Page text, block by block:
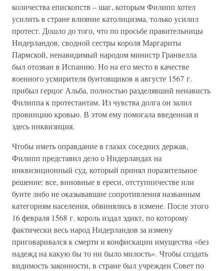
количества епископств – шаг, которым Филипп хотел
усилить в стране влияние католицизма, только усилил
протест. Дошло до того, что по просьбе правительницы
Нидерландов, сводной сестры короля Маргариты
Пармской, ненавидимый народом министр Гранвелла
был отозван в Испанию. Но на его место в качестве
военного усмирителя бунтовщиков в августе 1567 г.
прибыл герцог Альба, полностью разделявший ненависть
Филиппа к протестантам. Из чувства долга он залил
провинцию кровью. В этом ему помогала введенная и
здесь инквизиция.
Чтобы иметь оправдание в глазах соседних держав,
Филипп представил дело о Нидерландах на
инквизиционный суд, который принял поразительное
решение: все, виновные в ереси, отступничестве или
бунте либо не оказывавшие сопротивления названным
категориям населения, обвинялись в измене. После этого
16 февраля 1568 г. король издал эдикт, по которому
фактически весь народ Нидерландов за измену
приговаривался к смерти и конфискации имущества «без
надежд на какую бы то ни было милость». Чтобы создать
видимость законности, в стране был учрежден Совет по